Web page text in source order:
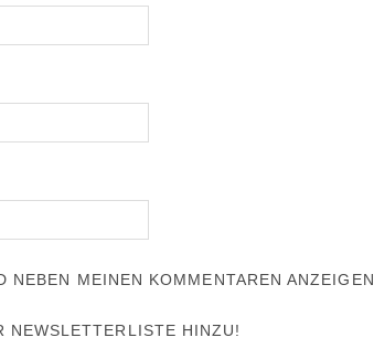
NEBEN MEINEN KOMMENTAREN ANZEIGEN.
NEWSLETTERLISTE HINZU!